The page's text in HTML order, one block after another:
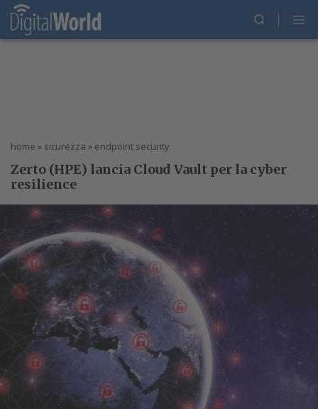
home » sicurezza » endpoint security
Zerto (HPE) lancia Cloud Vault per la cyber
resilience